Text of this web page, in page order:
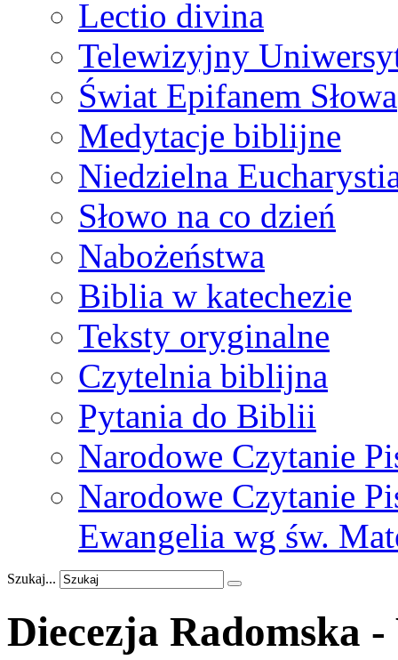
Lectio divina
Telewizyjny
Świat Epifanem Słowa
Medytacje biblijne
Niedzielna
Słowo na co dzień
Nabożeństwa
Biblia w katechezie
Teksty oryginalne
Czytelnia biblijna
Pytania do Biblii
Narodowe Czytanie
Narodowe Czytanie
Ewangelia wg św.
Szukaj...
Diecezja Radomska